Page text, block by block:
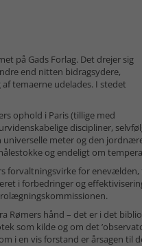
på Gads Forlag. Det drejer sig
end nitten bidragsydere,
temaerne udelades. I stedet
ophold i Paris (tillige med
discipliner,
meter og den
og endeligt om
forvaltningsvirke for
i forbedringer og
Rømers hånd – det er i det
som kilde og om det
i en vis forstand er årsagen til